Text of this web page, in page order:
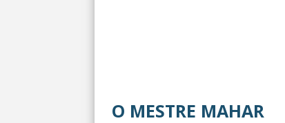
O MESTRE MAHAR